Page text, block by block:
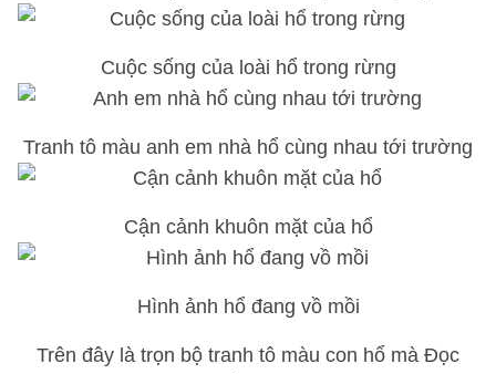
Cuộc sống của loài hổ trong rừng
Tranh tô màu anh em nhà hổ cùng nhau tới trường
Cận cảnh khuôn mặt của hổ
Hình ảnh hổ đang vồ mồi
Trên đây là trọn bộ tranh tô màu con hổ mà Đọc